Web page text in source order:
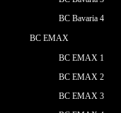
BC Bavaria 4
BC EMAX
BC EMAX 1
BC EMAX 2
BC EMAX 3